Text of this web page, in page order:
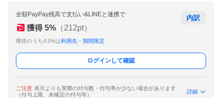
全額PayPay残高で支払い&LINEと連携で
獲得 5% （212pt）
獲得のうち4.5%は利用先・期間限定
内訳
ログインして確認
ご注意 表示よりも実際の付与数・付与率が少ない場合があります
（付与上限、未確定の付与等）
詳細